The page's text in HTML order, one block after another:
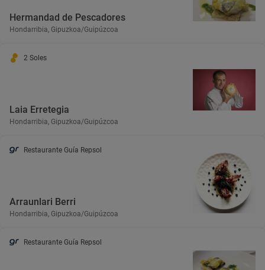
Hermandad de Pescadores
Hondarribia, Gipuzkoa/Guipúzcoa
2 Soles
Laia Erretegia
Hondarribia, Gipuzkoa/Guipúzcoa
Restaurante Guía Repsol
Arraunlari Berri
Hondarribia, Gipuzkoa/Guipúzcoa
Restaurante Guía Repsol